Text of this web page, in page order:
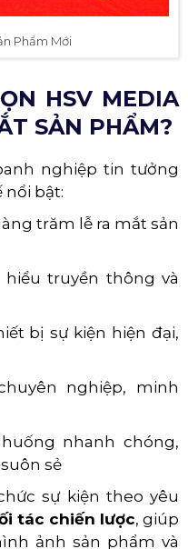
Phẩm Mới
HSV MEDIA
SẢN PHẨM?
nghiệp tin tưởng
nổi bật:
trăm lễ ra mắt sản
truyền thông và
bị sự kiện hiện đại,
nghiệp, minh
nhanh chóng,
sẻ
sự kiện theo yêu
tác chiến lược, giúp
ảnh sản phẩm và